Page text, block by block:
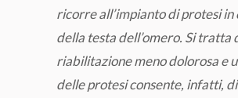
ricorre all’impianto di protesi
della testa dell’omero. Si
riabilitazione meno dolorosa e
delle protesi consente, infatti,